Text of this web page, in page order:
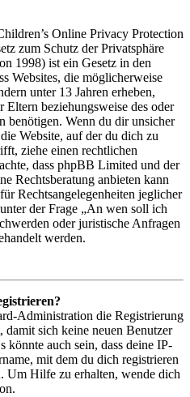
Online Privacy Protection
zum Schutz der Privatsphäre
1998) ist ein Gesetz in den
Websites, die möglicherweise
unter 13 Jahren erheben,
beziehungsweise des oder
benötigen. Wenn du dir unsicher
Website, auf der du dich zu
ziehe einen rechtlichen
dass phpBB Limited und der
Rechtsberatung anbieten kann
Rechtsangelegenheiten jeglicher
der Frage „An wen soll ich
oder juristische Anfragen
werden.
Administration die Registrierung
damit sich keine neuen Benutzer
könnte auch sein, dass deine IP-
mit dem du dich registrieren
Um Hilfe zu erhalten, wende dich